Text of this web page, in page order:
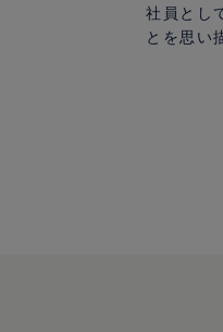
社員とし
とを思い